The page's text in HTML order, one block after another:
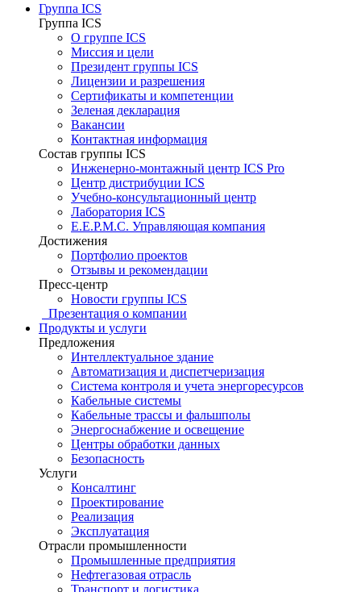
Группа ICS
Группа ICS
О группе ICS
Миссия и цели
Президент группы ICS
Лицензии и разрешения
Сертификаты и компетенции
Зеленая декларация
Вакансии
Контактная информация
Состав группы ICS
Инженерно-монтажный центр ICS Pro
Центр дистрибуции ICS
Учебно-консультационный центр
Лаборатория ICS
E.E.P.M.C. Управляющая компания
Достижения
Портфолио проектов
Отзывы и рекомендации
Пресс-центр
Новости группы ICS
Презентация о компании
Продукты и услуги
Предложения
Интеллектуальное здание
Автоматизация и диспетчеризация
Система контроля и учета энергоресурсов
Кабельные системы
Кабельные трассы и фальшполы
Энергоснабжение и освещение
Центры обработки данных
Безопасность
Услуги
Консалтинг
Проектирование
Реализация
Эксплуатация
Отрасли промышленности
Промышленные предприятия
Нефтегазовая отрасль
Транспорт и логистика